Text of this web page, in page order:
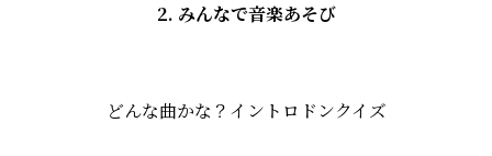
2. みんなで音楽あそび
どんな曲かな？イントロドンクイズ